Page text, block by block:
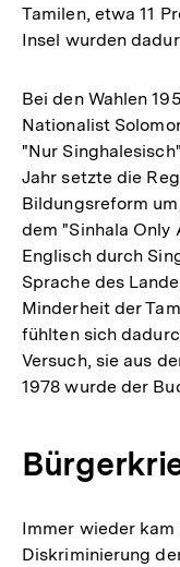
Tamilen, etwa 11
Insel wurden
Bei den Wahlen
Nationalist
"Nur
Jahr setzte die
Bildungsreform
dem "Sinhala
Englisch durch
Sprache des
Minderheit der
fühlten sich
Versuch, sie aus
1978 wurde der
Immer wieder
Diskriminierung